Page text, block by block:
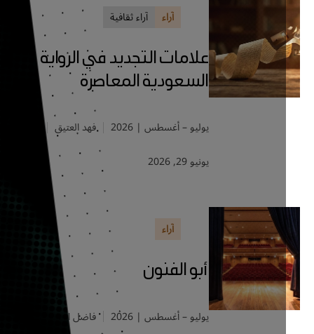
آراء ثقافية
علامات التجديد في الرواية
السعودية المعاصرة
يوليو – أغسطس | 2026
فهد العتيق
أبو الفنون
يوليو – أغسطس | 2026
فاضل العماني